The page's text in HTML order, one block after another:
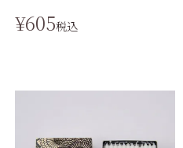
¥605税込